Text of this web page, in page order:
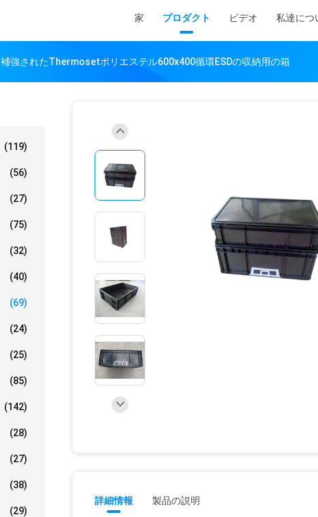
家 プロダクト ビデオ 私達につ
補強されたThermosetポリエステル600x400循環ESDの収納用の箱
(119)
(56)
(27)
(75)
(32)
(40)
(69)
(24)
(25)
(85)
(142)
(28)
(27)
(38)
(29)
詳細情報 製品の説明